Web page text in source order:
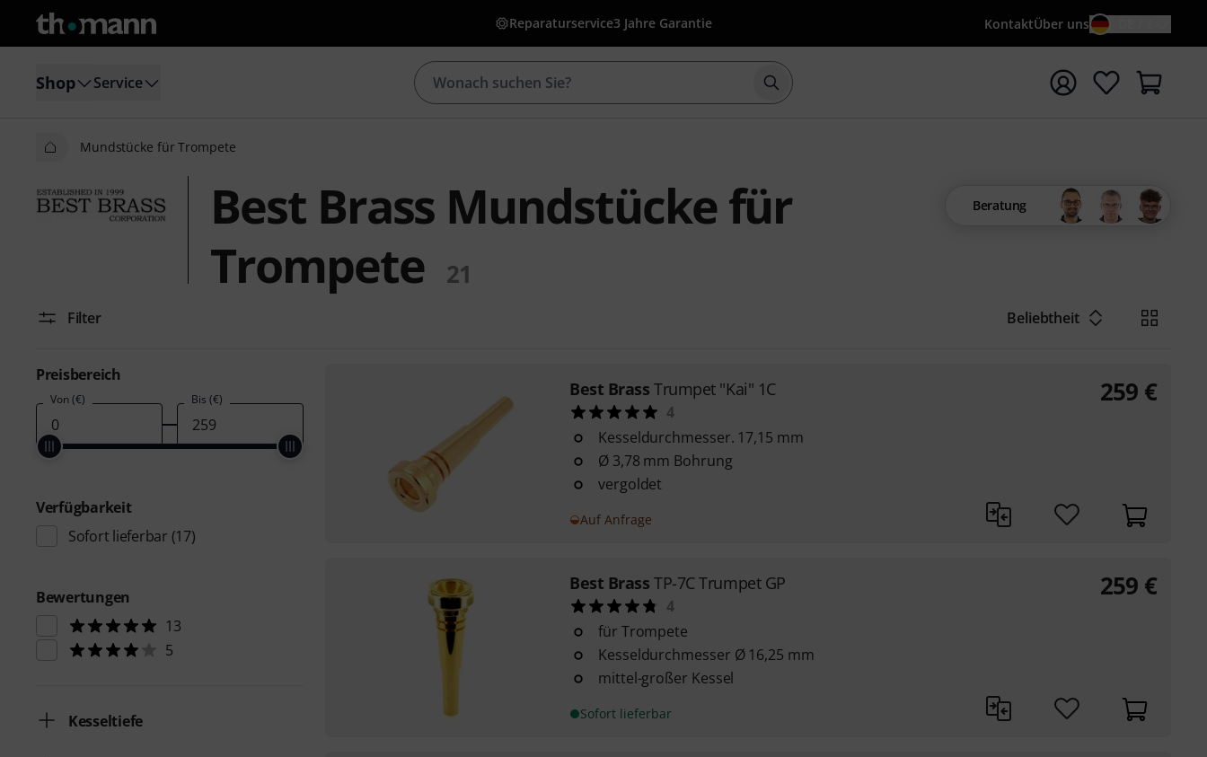
Reparaturservice3 Jahre Garantie KontaktÜber uns
Shop Service Suche mit Suchwort {searchTerm} starten
Mundstücke für Trompete
Best Brass Mundstücke für
Trompete
21
Beratung
Filter Beliebtheit
Preisbereich
Von (€) Bis (€)
Verfügbarkeit
Sofort lieferbar (17)
Bewertungen
13
5
Kesseltiefe
Best Brass Trumpet "Kai" 1C
4
Kesseldurchmesser. 17,15 mm
Ø 3,78 mm Bohrung
vergoldet
Auf Anfrage
259 €
Best Brass TP-7C Trumpet GP
4
für Trompete
Kesseldurchmesser Ø 16,25 mm
mittel-großer Kessel
Sofort lieferbar
259 €